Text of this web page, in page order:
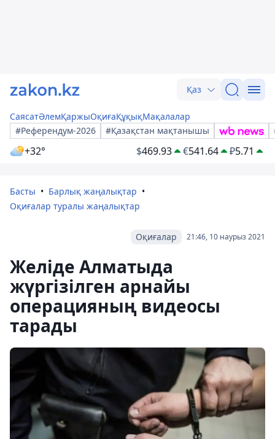
Қаз
СаясатӘлемҚаржыОқиғаҚұқықМақалалар
#Референдум-2026
#Қазақстан мақтанышы
+32° $469.93 €541.64 ₽5.71
Басты
Барлық жаңалықтар
Оқиғалар туралы жаңалықтар
21:46, 10 наурыз 2021
Оқиғалар
Желіде Алматыда
жүргізілген арнайы
операцияның видеосы
тарады